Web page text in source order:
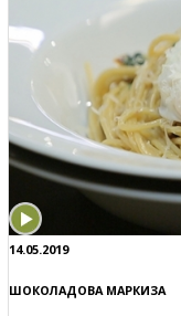
14.05.2019
ШОКОЛАДОВА МАРКИЗА